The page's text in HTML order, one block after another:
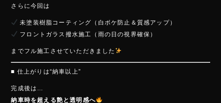
さらに今回は
未塗装樹脂コーティング（白ボケ防止＆質感アップ）
フロントガラス撥水施工（雨の日の視界確保）
までフル施工させていただきました
■ 仕上がりは“納車以上”
完成後は…
納車時を超える艶と透明感へ